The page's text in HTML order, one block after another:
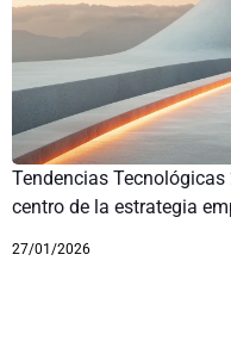
Tendencias
centro de la estrategia
27/01/2026